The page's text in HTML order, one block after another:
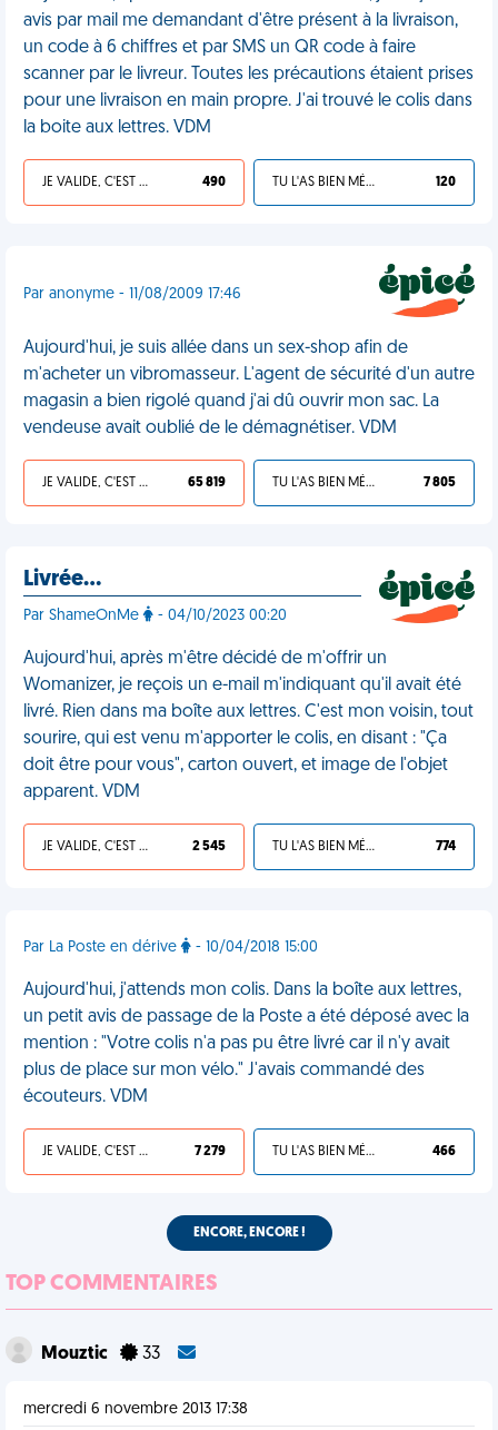
avis par mail me demandant d'être présent à la livraison,
un code à 6 chiffres et par SMS un QR code à faire
scanner par le livreur. Toutes les précautions étaient prises
pour une livraison en main propre. J'ai trouvé le colis dans
la boite aux lettres. VDM
JE VALIDE, C'EST UNE VDM 490 TU L'AS BIEN MÉRITÉ 120
Par anonyme - 11/08/2009 17:46
Aujourd'hui, je suis allée dans un sex-shop afin de
m'acheter un vibromasseur. L'agent de sécurité d'un autre
magasin a bien rigolé quand j'ai dû ouvrir mon sac. La
vendeuse avait oublié de le démagnétiser. VDM
JE VALIDE, C'EST UNE VDM 65 819 TU L'AS BIEN MÉRITÉ 7 805
Livrée…
Par ShameOnMe - 04/10/2023 00:20
Aujourd'hui, après m'être décidé de m'offrir un
Womanizer, je reçois un e-mail m'indiquant qu'il avait été
livré. Rien dans ma boîte aux lettres. C'est mon voisin, tout
sourire, qui est venu m'apporter le colis, en disant : "Ça
doit être pour vous", carton ouvert, et image de l'objet
apparent. VDM
JE VALIDE, C'EST UNE VDM 2 545 TU L'AS BIEN MÉRITÉ 774
Par La Poste en dérive - 10/04/2018 15:00
Aujourd'hui, j'attends mon colis. Dans la boîte aux lettres,
un petit avis de passage de la Poste a été déposé avec la
mention : "Votre colis n'a pas pu être livré car il n'y avait
plus de place sur mon vélo." J'avais commandé des
écouteurs. VDM
JE VALIDE, C'EST UNE VDM 7 279 TU L'AS BIEN MÉRITÉ 466
ENCORE, ENCORE !
TOP COMMENTAIRES
Mouztic 33
mercredi 6 novembre 2013 17:38